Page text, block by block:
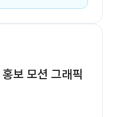
보 모션 그래픽